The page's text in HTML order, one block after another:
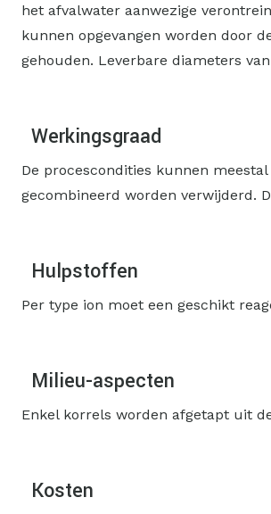
het afvalwater aanwezige
kunnen opgevangen worden door
gehouden. Leverbare diameters
Werkingsgraad
De procescondities kunnen
gecombineerd worden verwijderd.
Hulpstoffen
Per type ion moet een geschikt
Milieu-aspecten
Enkel korrels worden afgetapt uit
Kosten